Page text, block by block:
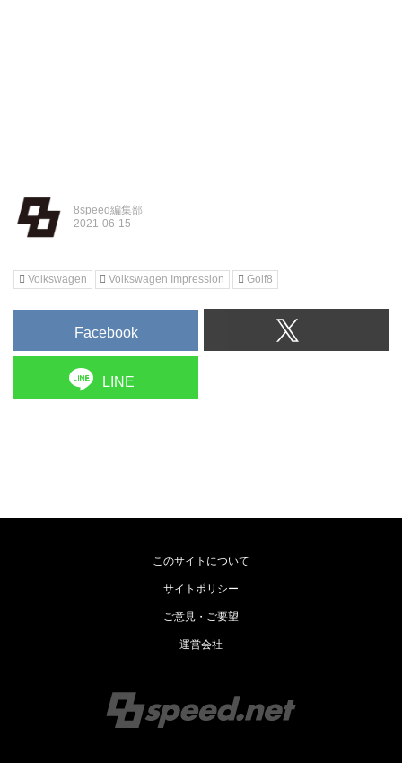
8speed編集部
Volkswagen Volkswagen Impression Golf8
Facebook
LINE
このサイトについて
サイトポリシー
ご意見・ご要望
運営会社